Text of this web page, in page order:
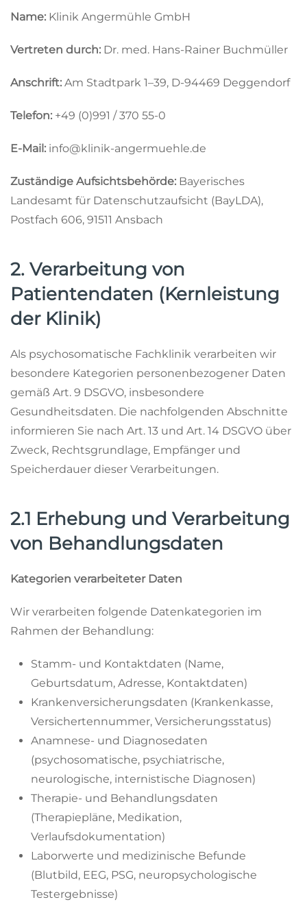
Name: Klinik Angermühle GmbH
Vertreten durch: Dr. med. Hans-Rainer Buchmüller
Anschrift: Am Stadtpark 1–39, D-94469 Deggendorf
Telefon: +49 (0)991 / 370 55-0
E-Mail: info@klinik-angermuehle.de
Zuständige Aufsichtsbehörde: Bayerisches
Landesamt für Datenschutzaufsicht (BayLDA),
Postfach 606, 91511 Ansbach
2. Verarbeitung von
Patientendaten (Kernleistung
der Klinik)
Als psychosomatische Fachklinik verarbeiten wir
besondere Kategorien personenbezogener Daten
gemäß Art. 9 DSGVO, insbesondere
Gesundheitsdaten. Die nachfolgenden Abschnitte
informieren Sie nach Art. 13 und Art. 14 DSGVO über
Zweck, Rechtsgrundlage, Empfänger und
Speicherdauer dieser Verarbeitungen.
2.1 Erhebung und Verarbeitung
von Behandlungsdaten
Kategorien verarbeiteter Daten
Wir verarbeiten folgende Datenkategorien im
Rahmen der Behandlung:
Stamm- und Kontaktdaten (Name,
Geburtsdatum, Adresse, Kontaktdaten)
Krankenversicherungsdaten (Krankenkasse,
Versichertennummer, Versicherungsstatus)
Anamnese- und Diagnosedaten
(psychosomatische, psychiatrische,
neurologische, internistische Diagnosen)
Therapie- und Behandlungsdaten
(Therapiepläne, Medikation,
Verlaufsdokumentation)
Laborwerte und medizinische Befunde
(Blutbild, EEG, PSG, neuropsychologische
Testergebnisse)